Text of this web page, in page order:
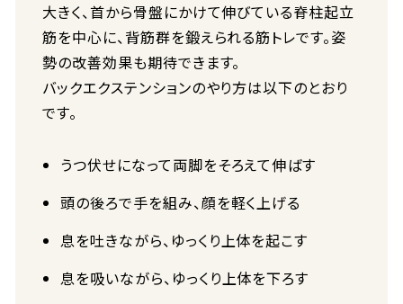
大きく、首から骨盤にかけて伸びている脊柱起立
筋を中心に、背筋群を鍛えられる筋トレです。姿
勢の改善効果も期待できます。
バックエクステンションのやり方は以下のとおり
です。
うつ伏せになって両脚をそろえて伸ばす
頭の後ろで手を組み、顔を軽く上げる
息を吐きながら、ゆっくり上体を起こす
息を吸いながら、ゆっくり上体を下ろす